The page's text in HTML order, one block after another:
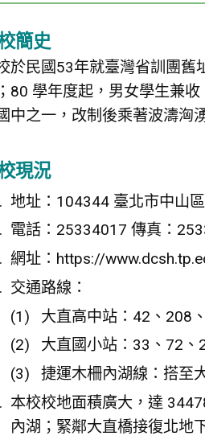
簡史
於民國53年就臺灣省訓團舊
80 學年度起，男女學生兼
中之一，改制後乘著波濤洶
現況
地址：104344 臺北市中山
電話：25334017 傳真：
網址：https://
交通路線：
大直高中站：42、208
大直國小站：33、72、
捷運木柵內湖線：搭至
本校校地面積廣大，達
內湖；緊鄰大直橋接復北地